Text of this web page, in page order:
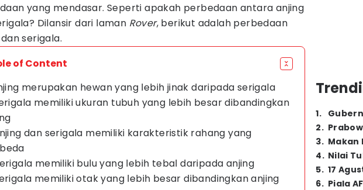
yang mendasar. Seperti apakah perbedaan antara anjing
Dilansir dari laman Rover, berikut adalah perbedaan
serigala.
of Content
merupakan hewan yang lebih jinak daripada serigala
memiliki ukuran tubuh yang lebih besar dibandingkan
dan serigala memiliki karakteristik rahang yang
memiliki bulu yang lebih tebal daripada anjing
memiliki otak yang lebih besar dibandingkan anjing
1.
2.
3. Makan
4. Nilai
5. 17
6. Piala